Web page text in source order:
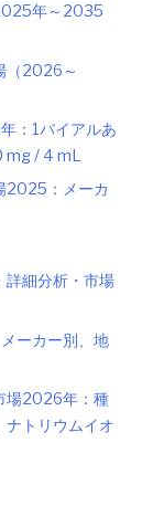
年～2035
（2026～
：1バイアルあ
mg / 4 mL
2025：メーカ
詳細分析・市場
ーカー別、地
場2026年：種
ナトリウムイオ